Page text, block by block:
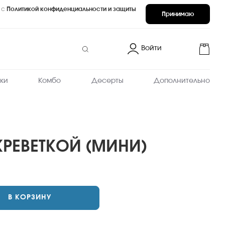
Принимаю
с Политикой конфиденциальности и защиты
Войти
Комбо Десерты Дополнительно
(МИНИ)
В КОРЗИНУ